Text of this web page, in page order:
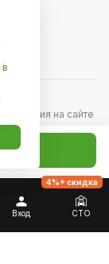
на сайте
не является
Вход СТО
4%+ скидка